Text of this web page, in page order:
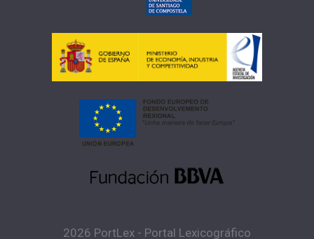
2026 PortLex - Portal Lexicográfico